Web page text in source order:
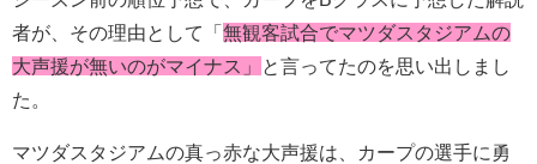
者が、その理由として「 無観客試合でマツダスタジアムの
大声援が無いのがマイナス」
と言ってたのを思い出しまし
た。
マツダスタジアムの真っ赤な大声援は、カープの選手に勇